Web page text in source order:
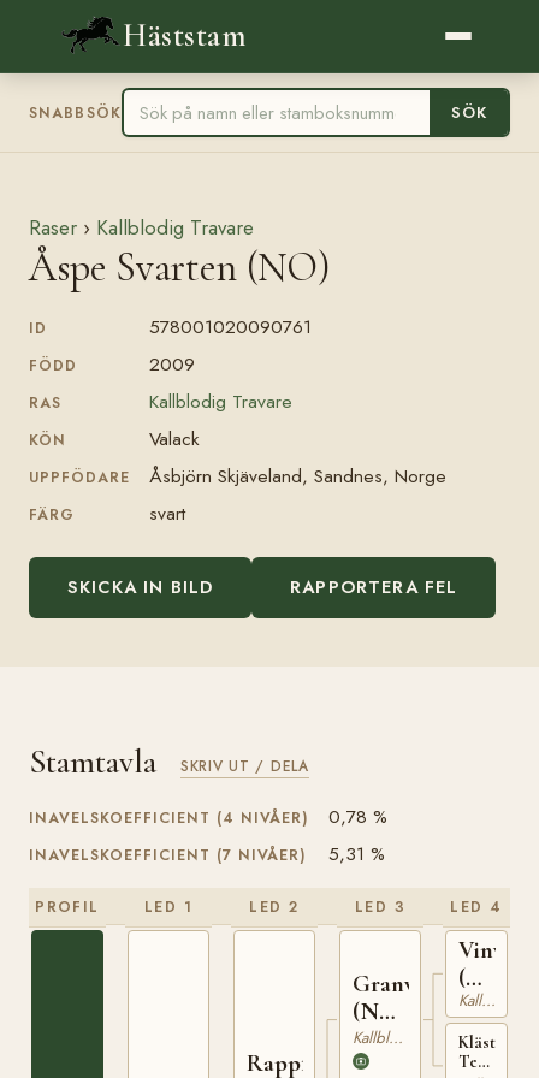
Häststam
SNABBSÖK SÖK
Raser › Kallblodig Travare
Åspe Svarten (NO)
ID 578001020090761
FÖDD 2009
RAS Kallblodig Travare
KÖN Valack
UPPFÖDARE Åsbjörn Skjäveland, Sandnes, Norge
FÄRG svart
SKICKA IN BILD RAPPORTERA FEL
Stamtavla SKRIV UT / DELA
INAVELSKOEFFICIENT (4 NIVÅER) 0,78 %
INAVELSKOEFFICIENT (7 NIVÅER) 5,31 %
PROFIL LED 1 LED 2
Rappfot
LED 3
Granvar
(NO)
NT
52
Kallblodig Travare
LED 4
Vinvar
(NO)
T-
230
Kallblodig Travare
Klästad
Terna